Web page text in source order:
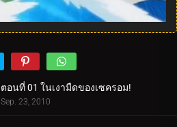
ตอนที่ 01 ในเงามืดของเซครอม!
Sep. 23, 2010